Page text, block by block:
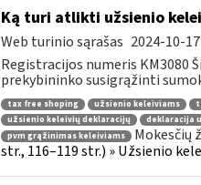
Ką turi atlikti užsienio
Web turinio sąrašas 2024-10-17
Registracijos numeris KM3080
prekybininko susigrąžinti
tax free shoping užsienio keleiviams
užsienio keleivių deklaracijų
deklaracija
pvm grąžinimas keleiviams
Mokesčių
str., 116–119 str.) » Užsienio